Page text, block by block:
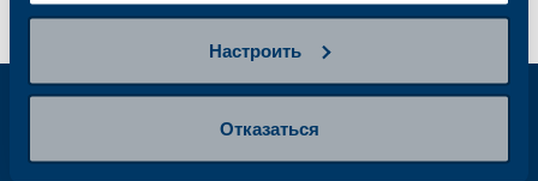
Настроить
Отказаться
Получайте еженедельные новости о